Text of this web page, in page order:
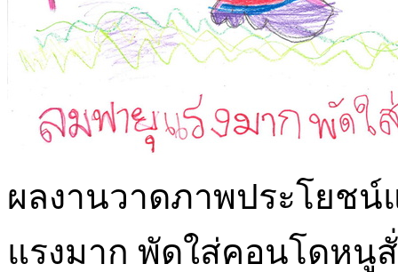
ผลงานวาดภาพประโยชน์
แรงมาก พัดใส่คอนโดหนู